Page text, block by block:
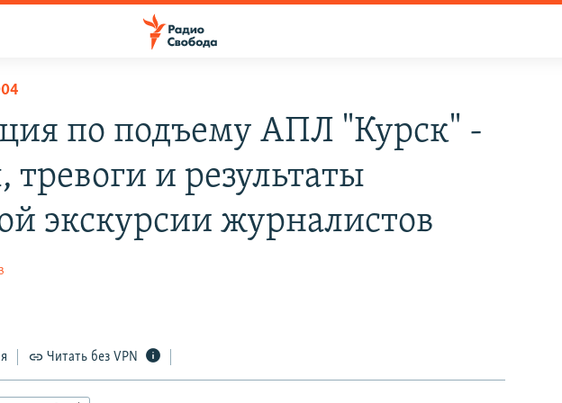
по подъему АПЛ "Курск" -
тревоги и результаты
экскурсии журналистов
Читать без VPN